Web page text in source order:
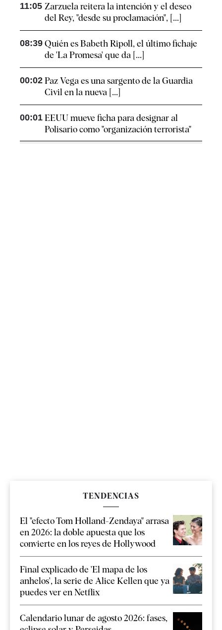
11:05 Zarzuela reitera la intención y el deseo
del Rey, "desde su proclamación", [...]
08:39 Quién es Babeth Ripoll, el último fichaje
de 'La Promesa' que da [...]
00:02 Paz Vega es una sargento de la Guardia
Civil en la nueva [...]
00:01 EEUU mueve ficha para designar al
Polisario como "organización terrorista"
TENDENCIAS
El "efecto Tom Holland-Zendaya" arrasa
en 2026: la doble apuesta que los
convierte en los reyes de Hollywood
Final explicado de 'El mapa de los
anhelos', la serie de Alice Kellen que ya
puedes ver en Netflix
Calendario lunar de agosto 2026: fases,